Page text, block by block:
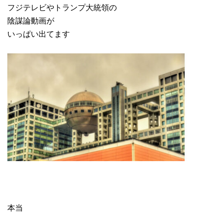
フジテレビやトランプ大統領の
陰謀論動画が
いっぱい出てます
本当